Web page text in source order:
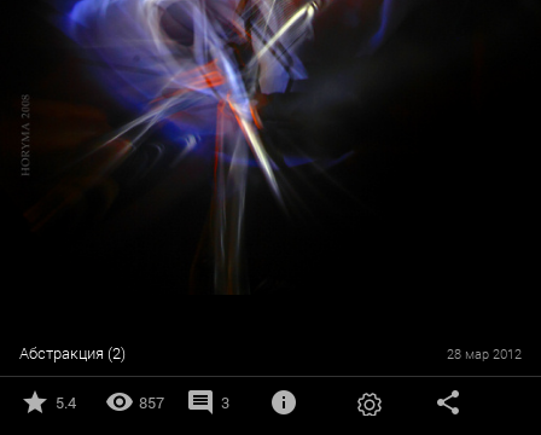
Абстракция (2) 28 мар 2012
5.4 857 3